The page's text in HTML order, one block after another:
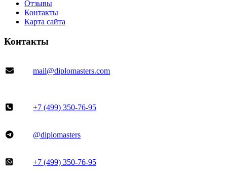
Отзывы
Контакты
Карта сайта
Контакты
mail@diplomasters.com
+7 (499) 350-76-95
@diplomasters
+7 (499) 350-76-95